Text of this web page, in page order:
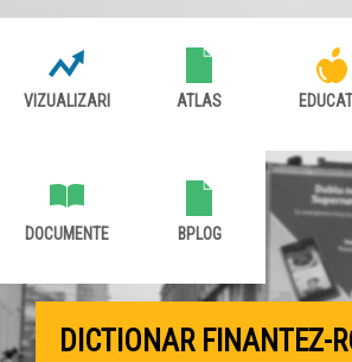
VIZUALIZARI ATLAS
DOCUMENTE BPLOG
DICTIONAR FINANTEZ-